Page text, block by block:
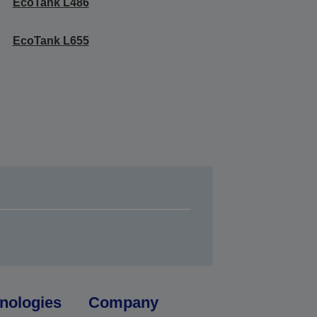
EcoTank L486
EcoTank L655
Company